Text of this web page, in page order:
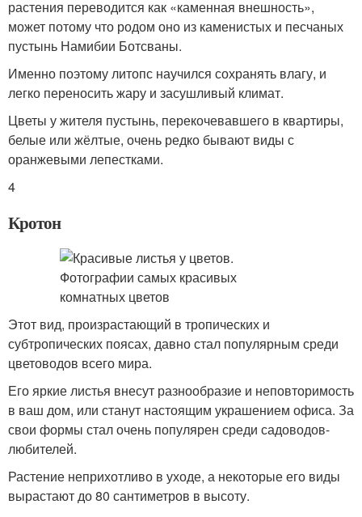
растения переводится как «каменная внешность»,
может потому что родом оно из каменистых и песчаных
пустынь Намибии Ботсваны.
Именно поэтому литопс научился сохранять влагу, и
легко переносить жару и засушливый климат.
Цветы у жителя пустынь, перекочевавшего в квартиры,
белые или жёлтые, очень редко бывают виды с
оранжевыми лепестками.
4
Кротон
Этот вид, произрастающий в тропических и
субтропических поясах, давно стал популярным среди
цветоводов всего мира.
Его яркие листья внесут разнообразие и неповторимость
в ваш дом, или станут настоящим украшением офиса. За
свои формы стал очень популярен среди садоводов-
любителей.
Растение неприхотливо в уходе, а некоторые его виды
вырастают до 80 сантиметров в высоту.